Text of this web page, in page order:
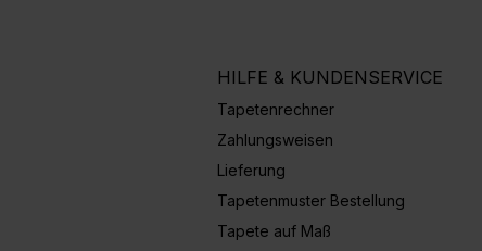
HILFE & KUNDENSERVICE
Tapetenrechner
Zahlungsweisen
Lieferung
Tapetenmuster Bestellung
Tapete auf Maß